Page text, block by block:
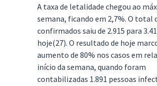
A taxa de letalidade chegou ao
semana, ficando em 2,7%. O total
confirmados saiu de 2.915 para
hoje(27). O resultado de hoje
aumento de 80% nos casos em
início da semana, quando foram
contabilizadas 1.891 pessoas